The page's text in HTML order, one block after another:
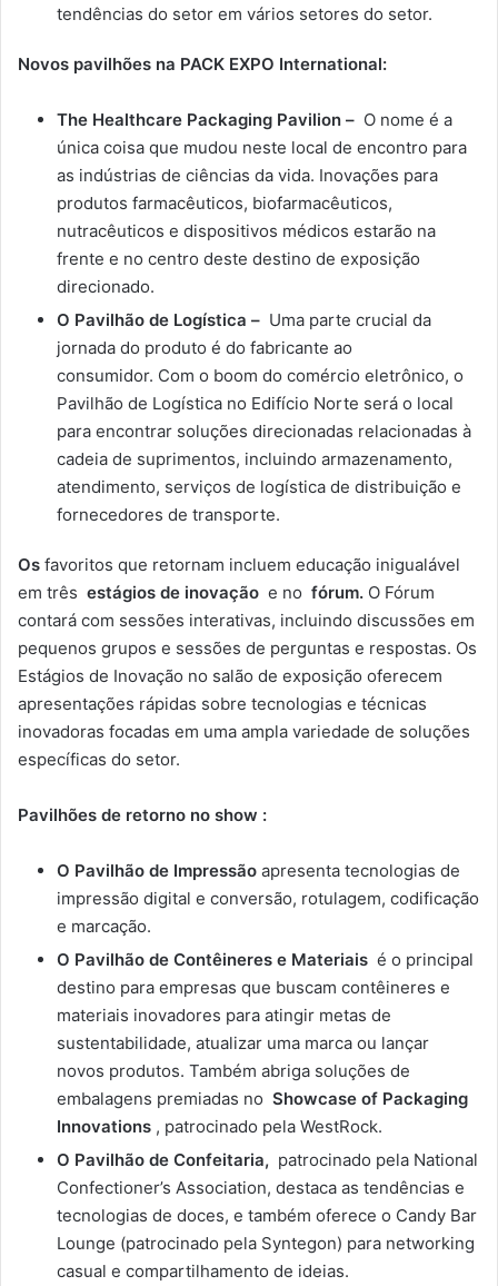
tendências do setor em vários setores do setor.
Novos pavilhões na PACK EXPO International:
The Healthcare Packaging Pavilion – O nome é a
única coisa que mudou neste local de encontro para
as indústrias de ciências da vida. Inovações para
produtos farmacêuticos, biofarmacêuticos,
nutracêuticos e dispositivos médicos estarão na
frente e no centro deste destino de exposição
direcionado.
O Pavilhão de Logística – Uma parte crucial da
jornada do produto é do fabricante ao
consumidor. Com o boom do comércio eletrônico, o
Pavilhão de Logística no Edifício Norte será o local
para encontrar soluções direcionadas relacionadas à
cadeia de suprimentos, incluindo armazenamento,
atendimento, serviços de logística de distribuição e
fornecedores de transporte.
Os favoritos que retornam incluem educação inigualável
em três estágios de inovação e no fórum. O Fórum
contará com sessões interativas, incluindo discussões em
pequenos grupos e sessões de perguntas e respostas. Os
Estágios de Inovação no salão de exposição oferecem
apresentações rápidas sobre tecnologias e técnicas
inovadoras focadas em uma ampla variedade de soluções
específicas do setor.
Pavilhões de retorno no show :
O Pavilhão de Impressão apresenta tecnologias de
impressão digital e conversão, rotulagem, codificação
e marcação.
O Pavilhão de Contêineres e Materiais é o principal
destino para empresas que buscam contêineres e
materiais inovadores para atingir metas de
sustentabilidade, atualizar uma marca ou lançar
novos produtos. Também abriga soluções de
embalagens premiadas no Showcase of Packaging
Innovations , patrocinado pela WestRock.
O Pavilhão de Confeitaria, patrocinado pela National
Confectioner’s Association, destaca as tendências e
tecnologias de doces, e também oferece o Candy Bar
Lounge (patrocinado pela Syntegon) para networking
casual e compartilhamento de ideias.